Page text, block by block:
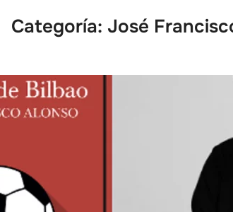
Categoría: José